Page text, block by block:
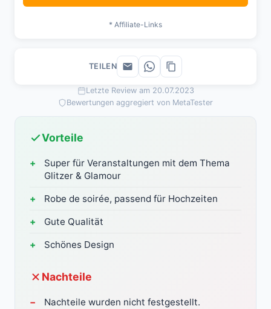
Letzte Review am 20.07.2023
Bewertungen aggregiert von MetaTester
Vorteile
Super für Veranstaltungen mit dem Thema
Glitzer & Glamour
Robe de soirée, passend für Hochzeiten
Gute Qualität
Schönes Design
Nachteile
Nachteile wurden nicht festgestellt.
* Affiliate-Links
TEILEN